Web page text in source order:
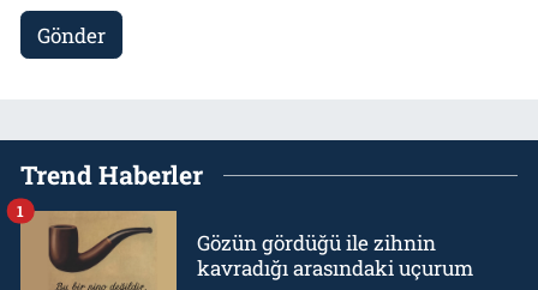
Gönder
Trend Haberler
Gözün gördüğü ile zihnin
kavradığı arasındaki uçurum
1